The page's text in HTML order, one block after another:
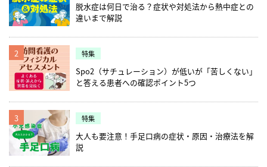
脱水症は何日で治る？症状や対処法から熱中症との
違いまで解説
2 特集
Spo2（サチュレーション）が低いが「苦しくない」
と答える患者への確認ポイント5つ
3 特集
大人も要注意！手足口病の症状・原因・治療法を解
説